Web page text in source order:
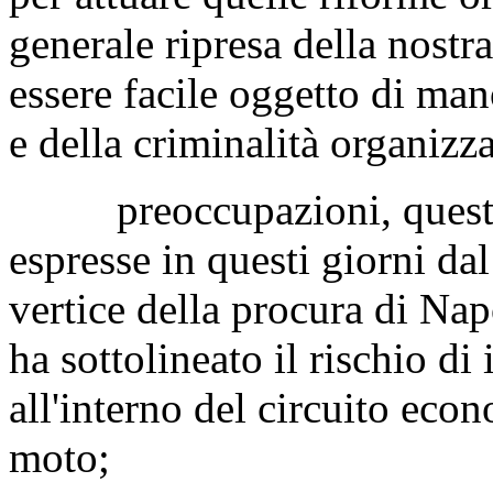
generale ripresa della
essere facile oggetto di
e della criminalità
preoccupazioni,
espresse in questi giorni
vertice della procura di
ha sottolineato il rischio di
all'interno del circuito
moto;